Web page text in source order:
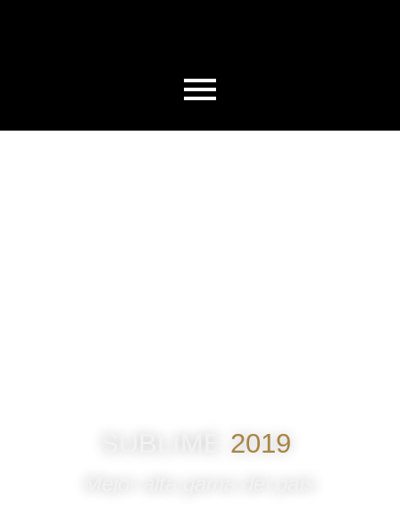
2019